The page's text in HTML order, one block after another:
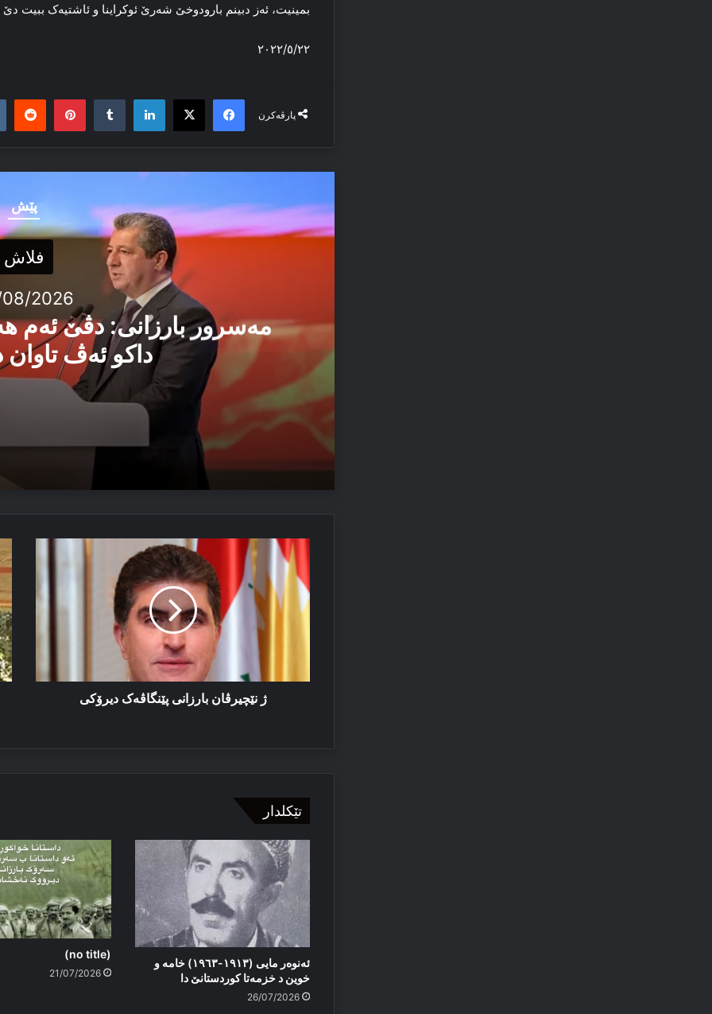
بمینیت، ئەز دبینم بارودوخێ شەرێ ئوکراینا و ئاشتیەک ببیت
٢٠٢٢/٥/٢٢
پارڤەکرن
Facebook
X
LinkedIn
Tumblr
پێش
فلاش
2026
مەسرور بارزانی: دڤێ ئەم
داکو ئەڤ تاوان
04/08/2026
مەسرور بارزانی: دڤێ ئەم هەموو ب هەڤ را کاربکن
ئێزدیۆ رابە ژ خەوێ
ژ
نێچیرڤان
بارزانی
پێنگاڤەک
دیرۆکی
ژ نێچیرڤان بارزانی پێنگاڤەک دیرۆکی
د
را
ل
تێکلدار
ئەنوەر مایی (١٩١٣-١٩٦٣) خامە و
خوین د خزمەتا کوردستانێ دا
26/07/2026
(no title)
21/07/2026